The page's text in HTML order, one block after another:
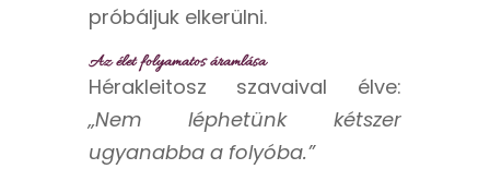
próbáljuk elkerülni.
Az élet folyamatos áramlása
Hérakleitosz szavaival élve:
„Nem léphetünk kétszer
ugyanabba a folyóba.”